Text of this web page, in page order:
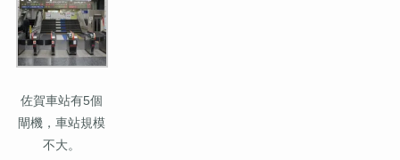
佐賀車站有5個
閘機，車站規模
不大。